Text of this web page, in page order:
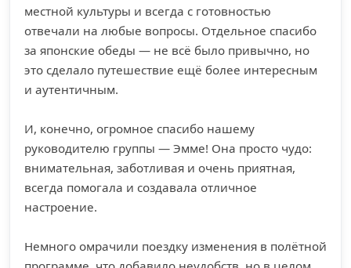
местной культуры и всегда с готовностью
отвечали на любые вопросы. Отдельное спасибо
за японские обеды — не всё было привычно, но
это сделало путешествие ещё более интересным
и аутентичным.
И, конечно, огромное спасибо нашему
руководителю группы — Эмме! Она просто чудо:
внимательная, заботливая и очень приятная,
всегда помогала и создавала отличное
настроение.
Немного омрачили поездку изменения в полётной